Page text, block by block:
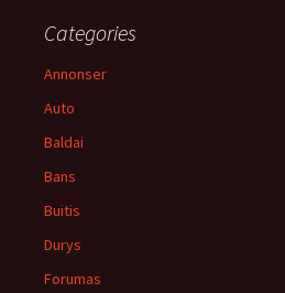
Categories
Annonser
Auto
Baldai
Bans
Buitis
Durys
Forumas